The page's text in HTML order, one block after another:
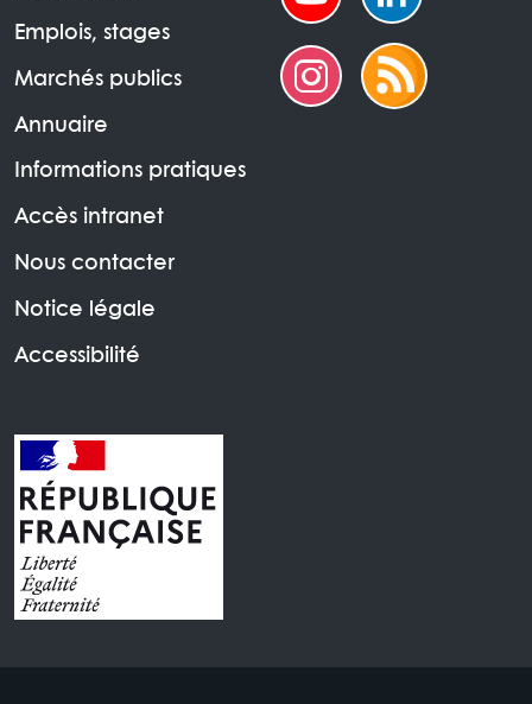
Emplois, stages
Marchés publics
Annuaire
Informations pratiques
Accès intranet
Nous contacter
Notice légale
Accessibilité